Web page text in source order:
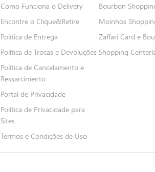
Como Funciona o Delivery
Encontre o Clique&Retire
Política de Entrega
Política de Trocas e Devoluções
Política de Cancelamento e
Ressarcimento
Portal de Privacidade
Política de Privacidade para
Sites
Termos e Condições de Uso
Bourbon
Moinhos
Zaffari Card e
Shopping